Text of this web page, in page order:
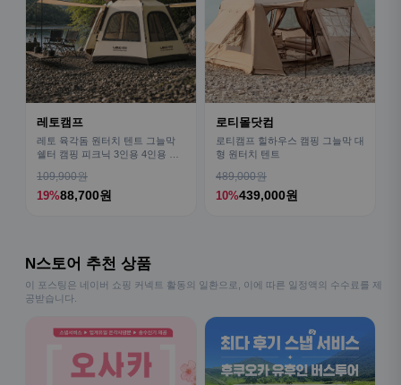
레토캠프
레토 육각돔 원터치 텐트 그늘막
쉘터 캠핑 피크닉 3인용 4인용 패
109,900원
19%88,700원
로티몰닷컴
로티캠프 힐하우스 캠핑 그늘막 대
형 원터치 텐트
489,000원
10%439,000원
N스토어 추천 상품
이 포스팅은 네이버 쇼핑 커넥트 활동의 일환으로, 이에 따른 일정액의 수수료를 제
공받습니다.